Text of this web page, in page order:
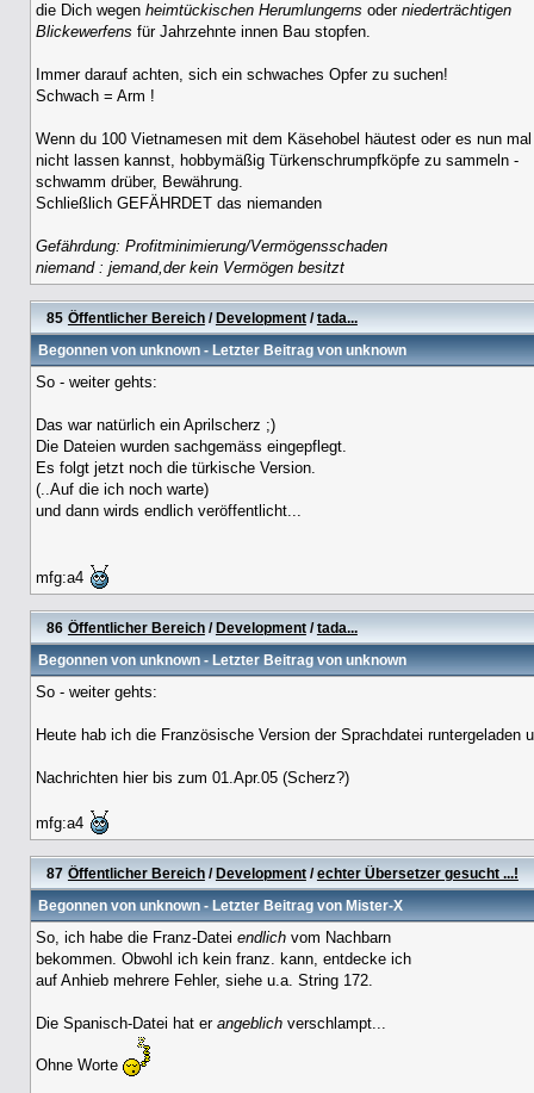
die Dich wegen heimtückischen Herumlungerns oder niederträchtigen
Blickewerfens für Jahrzehnte innen Bau stopfen.
Immer darauf achten, sich ein schwaches Opfer zu suchen!
Schwach = Arm !
Wenn du 100 Vietnamesen mit dem Käsehobel häutest oder es nun mal
nicht lassen kannst, hobbymäßig Türkenschrumpfköpfe zu sammeln -
schwamm drüber, Bewährung.
Schließlich GEFÄHRDET das niemanden
Gefährdung: Profitminimierung/Vermögensschaden
niemand : jemand,der kein Vermögen besitzt
85 Öffentlicher Bereich/ Development/tada...
Begonnen vonunknown- Letzter Beitrag vonunknown
So - weiter gehts:
Das war natürlich ein Aprilscherz ;)
Die Dateien wurden sachgemäss eingepflegt.
Es folgt jetzt noch die türkische Version.
(..Auf die ich noch warte)
und dann wirds endlich veröffentlicht...
mfg:a4
86 Öffentlicher Bereich/ Development/tada...
Begonnen vonunknown- Letzter Beitrag vonunknown
So - weiter gehts:
Heute hab ich die Französische Version der Sprachdatei
Nachrichten hier bis zum 01.Apr.05 (Scherz?)
mfg:a4
87 Öffentlicher Bereich/ Development/echter Übersetzer gesucht ...!
Begonnen vonunknown- Letzter Beitrag vonMister-X
So, ich habe die Franz-Datei endlichvom Nachbarn
bekommen. Obwohl ich kein franz. kann, entdecke ich
auf Anhieb mehrere Fehler, siehe u.a. String 172.
Die Spanisch-Datei hat er angeblichverschlampt...
Ohne Worte